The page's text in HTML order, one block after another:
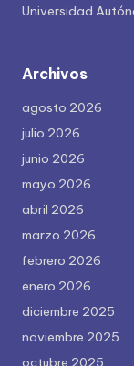
Universidad
Archivos
agosto 2026
julio 2026
junio 2026
mayo 2026
abril 2026
marzo 2026
febrero 2026
enero 2026
diciembre 2025
noviembre 2025